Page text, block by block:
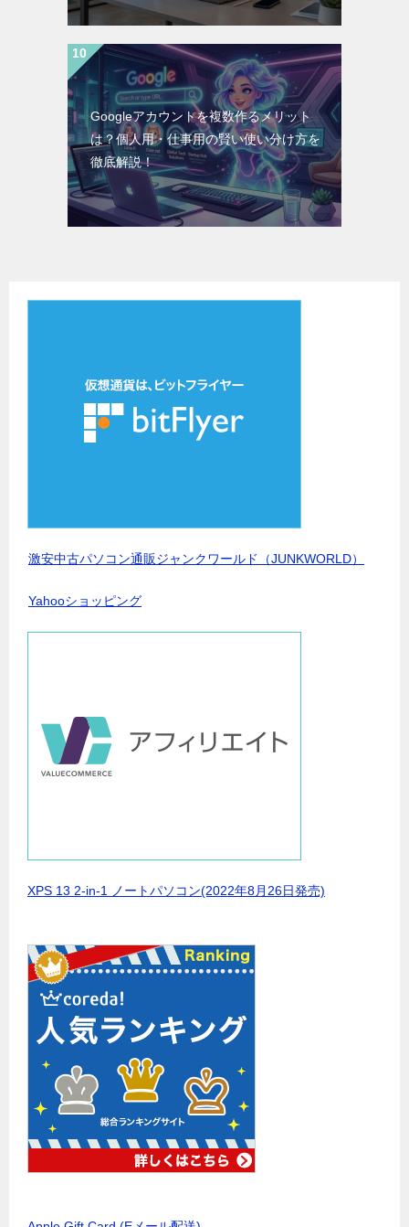
Googleアカウントを複数作るメリット
は？個人用・仕事用の賢い使い分け方を
徹底解説！
激安中古パソコン通販ジャンクワールド（JUNKWORLD）
Yahooショッピング
XPS 13 2-in-1 ノートパソコン(2022年8月26日発売)